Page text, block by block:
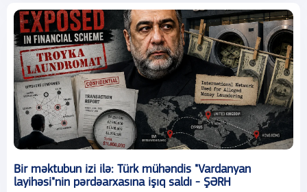
Bir məktubun izi ilə: Türk mühəndis "Vardanyan
layihəsi"nin pərdəarxasına işıq saldı - ŞƏRH